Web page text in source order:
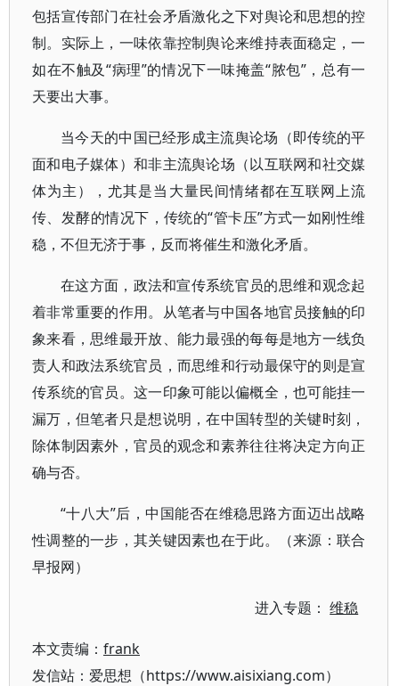
包括宣传部门在社会矛盾激化之下对舆论和思想的控
制。实际上，一味依靠控制舆论来维持表面稳定，一
如在不触及“病理”的情况下一味掩盖“脓包”，总有一
天要出大事。
当今天的中国已经形成主流舆论场（即传统的平
面和电子媒体）和非主流舆论场（以互联网和社交媒
体为主），尤其是当大量民间情绪都在互联网上流
传、发酵的情况下，传统的“管卡压”方式一如刚性维
稳，不但无济于事，反而将催生和激化矛盾。
在这方面，政法和宣传系统官员的思维和观念起
着非常重要的作用。从笔者与中国各地官员接触的印
象来看，思维最开放、能力最强的每每是地方一线负
责人和政法系统官员，而思维和行动最保守的则是宣
传系统的官员。这一印象可能以偏概全，也可能挂一
漏万，但笔者只是想说明，在中国转型的关键时刻，
除体制因素外，官员的观念和素养往往将决定方向正
确与否。
“十八大”后，中国能否在维稳思路方面迈出战略
性调整的一步，其关键因素也在于此。（来源：联合
早报网）
进入专题：维稳
本文责编： frank
发信站：爱思想（https://www.aisixiang.com）